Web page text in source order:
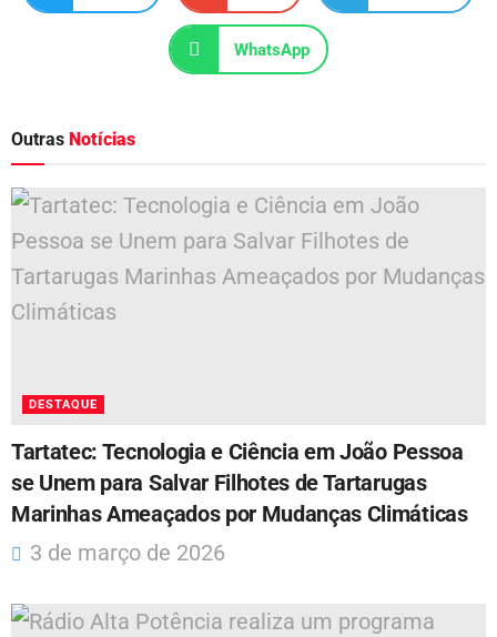
WhatsApp
Outras Notícias
DESTAQUE
Tartatec: Tecnologia e Ciência em João Pessoa
se Unem para Salvar Filhotes de Tartarugas
Marinhas Ameaçados por Mudanças Climáticas
3 de março de 2026